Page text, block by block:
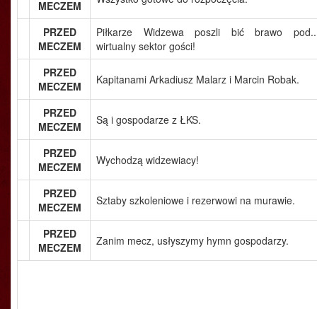
MECZEM
PRZED
MECZEM
Piłkarze Widzewa poszli bić brawo
wirtualny sektor gości!
PRZED
MECZEM
Kapitanami Arkadiusz Malarz i Marcin Robak.
PRZED
MECZEM
Są i gospodarze z ŁKS.
PRZED
MECZEM
Wychodzą widzewiacy!
PRZED
MECZEM
Sztaby szkoleniowe i rezerwowi na murawie.
PRZED
MECZEM
Zanim mecz, usłyszymy hymn gospodarzy.